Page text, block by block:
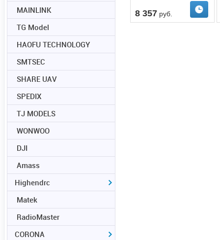
8 357руб.
MAINLINK
TG Model
HAOFU TECHNOLOGY
SMTSEC
SHARE UAV
SPEDIX
TJ MODELS
WONWOO
DJI
Amass
Highendrc
Matek
RadioMaster
CORONA